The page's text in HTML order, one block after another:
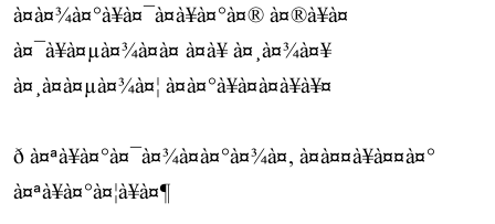
à¤à¤¾à¤°à¥à¤¯à¤à¥à¤°à¤® à¤®à¥à¤
à¤¯à¥à¤µà¤¾à¤à¤ à¤à¥ à¤¸à¤¾à¤¥
à¤¸à¤à¤µà¤¾à¤¦ à¤à¤°à¥à¤à¤à¥à¥¤
ð à¤ªà¥à¤°à¤¯à¤¾à¤à¤°à¤¾à¤, à¤à¤¤à¥à¤¤à¤°
à¤ªà¥à¤°à¤¦à¥à¤¶